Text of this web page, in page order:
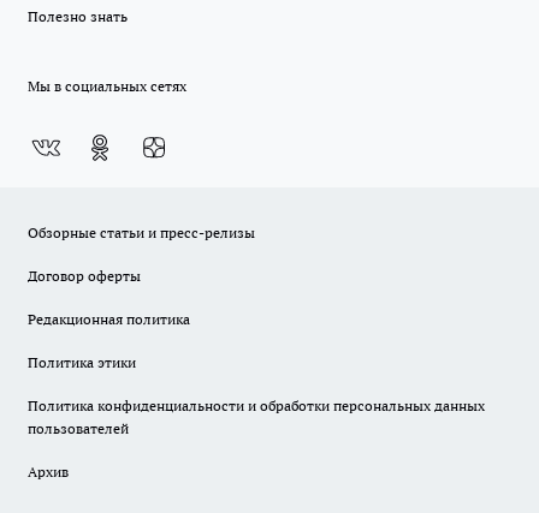
Полезно знать
Мы в социальных сетях
Обзорные статьи и пресс-релизы
Договор оферты
Редакционная политика
Политика этики
Политика конфиденциальности и обработки персональных данных
пользователей
Архив